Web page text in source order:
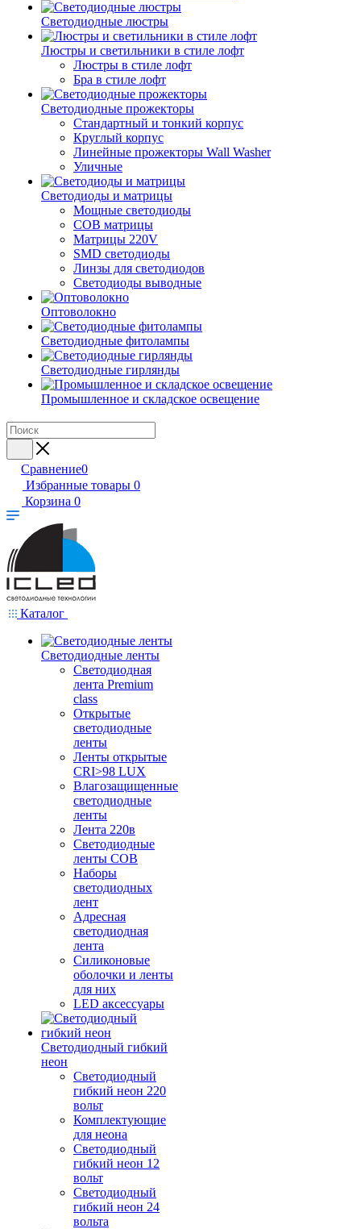
Светодиодные люстры
Люстры и светильники в стиле лофт
Люстры в стиле лофт
Бра в стиле лофт
Светодиодные прожекторы
Стандартный и тонкий корпус
Круглый корпус
Линейные прожекторы Wall Washer
Уличные
Светодиоды и матрицы
Мощные светодиоды
COB матрицы
Матрицы 220V
SMD светодиоды
Линзы для светодиодов
Светодиоды выводные
Оптоволокно
Светодиодные фитолампы
Светодиодные гирлянды
Промышленное и складское освещение
Сравнение0
Избранные товары 0
Корзина 0
Каталог
Светодиодные ленты
Светодиодная
лента Premium
class
Открытые
светодиодные
ленты
Ленты открытые
CRI>98 LUX
Влагозащищенные
светодиодные
ленты
Лента 220в
Светодиодные
ленты COB
Наборы
светодиодных
лент
Адресная
светодиодная
лента
Силиконовые
оболочки и ленты
для них
LED аксессуары
Светодиодный гибкий
неон
Светодиодный
гибкий неон 220
вольт
Комплектующие
для неона
Светодиодный
гибкий неон 12
вольт
Светодиодный
гибкий неон 24
вольта